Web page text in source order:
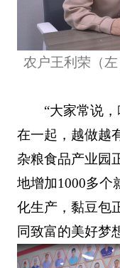
农户王利荣（
“大家常说
在一起，越做越
杂粮食品产业园
地增加1000多个
化生产，黏豆包
同致富的美好梦